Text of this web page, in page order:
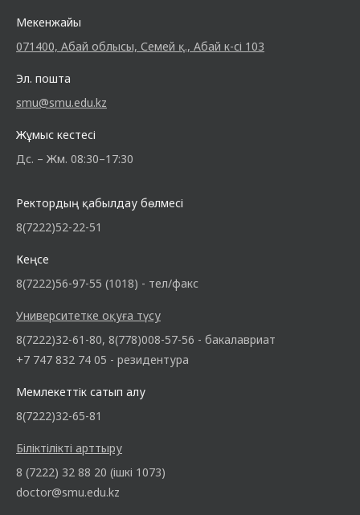
Мекенжайы
071400, Абай облысы, Семей қ., Абай к-сі 103
Эл. пошта
smu@smu.edu.kz
Жұмыс кестесі
Дс. – Жм. 08:30–17:30
Ректордың қабылдау бөлмесі
8(7222)52-22-51
Кеңсе
8(7222)56-97-55 (1018) - тел/факс
Университетке оқуға түсу
8(7222)32-61-80, 8(778)008-57-56 - бакалавриат
+7 747 832 74 05 - резидентура
Мемлекеттік сатып алу
8(7222)32-65-81
Біліктілікті арттыру
8 (7222) 32 88 20 (ішкі 1073)
doctor@smu.edu.kz